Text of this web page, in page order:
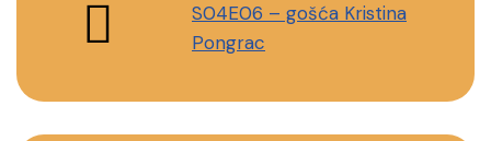
S04E06 – gošća Kristina
Pongrac